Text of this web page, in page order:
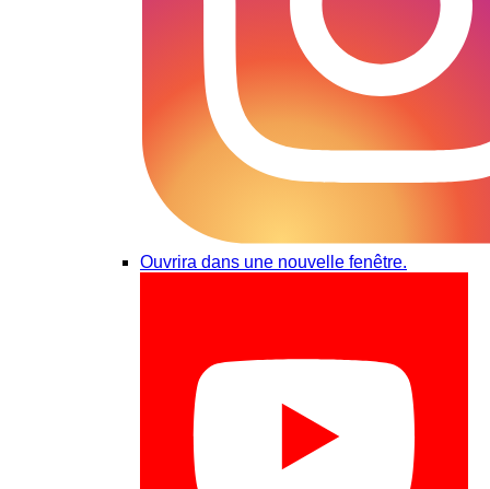
Ouvrira dans une nouvelle fenêtre.